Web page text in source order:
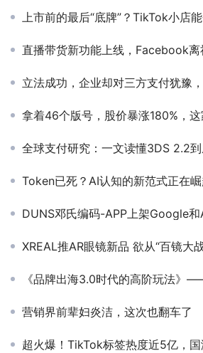
上市前的最后“底牌”？TikTok小店能
直播带货新功能上线，Facebook离社交界
立法成功，企业却对三方支付犹豫，韩
拿着46个版号，股价暴涨180%，这家
全球支付研究：一文读懂3DS 2.2到
Token已死？AI认知的新范式正在
DUNS邓氏编码-APP上架Google
XREAL推AR眼镜新品 欲从“百镜大
《品牌出海3.0时代的高阶玩法》——CareerTu
营销界前辈妇炎洁，这次也翻车了
超火爆！TikTok标签热度近5亿，国